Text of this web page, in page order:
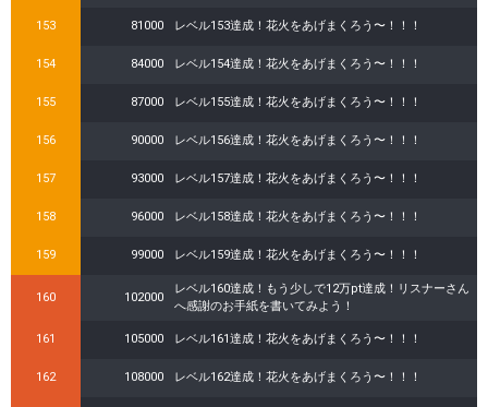
153 81000 レベル153達成！花火をあげまくろう〜！！！
154 84000 レベル154達成！花火をあげまくろう〜！！！
155 87000 レベル155達成！花火をあげまくろう〜！！！
156 90000 レベル156達成！花火をあげまくろう〜！！！
157 93000 レベル157達成！花火をあげまくろう〜！！！
158 96000 レベル158達成！花火をあげまくろう〜！！！
159 99000 レベル159達成！花火をあげまくろう〜！！！
160 102000
レベル160達成！もう少しで12万pt達成！リスナーさん
へ感謝のお手紙を書いてみよう！
161 105000 レベル161達成！花火をあげまくろう〜！！！
162 108000 レベル162達成！花火をあげまくろう〜！！！